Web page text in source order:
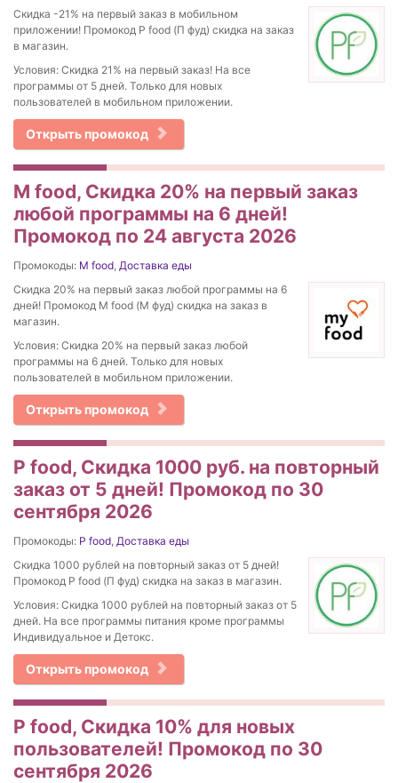
Скидка -21% на первый заказ в мобильном
приложении! Промокод P food (П фуд) скидка на заказ
в магазин.
Условия: Скидка 21% на первый заказ! На все
программы от 5 дней. Только для новых
пользователей в мобильном приложении.
Открыть промокод
M food, Скидка 20% на первый заказ
любой программы на 6 дней!
Промокод по 24 августа 2026
Промокоды: M food, Доставка еды
Скидка 20% на первый заказ любой программы на 6
дней! Промокод M food (М фуд) скидка на заказ в
магазин.
Условия: Скидка 20% на первый заказ любой
программы на 6 дней. Только для новых
пользователей в мобильном приложении.
Открыть промокод
P food, Скидка 1000 руб. на повторный
заказ от 5 дней! Промокод по 30
сентября 2026
Промокоды: P food, Доставка еды
Скидка 1000 рублей на повторный заказ от 5 дней!
Промокод P food (П фуд) скидка на заказ в магазин.
Условия: Скидка 1000 рублей на повторный заказ от 5
дней. На все программы питания кроме программы
Индивидуальное и Детокс.
Открыть промокод
P food, Скидка 10% для новых
пользователей! Промокод по 30
сентября 2026